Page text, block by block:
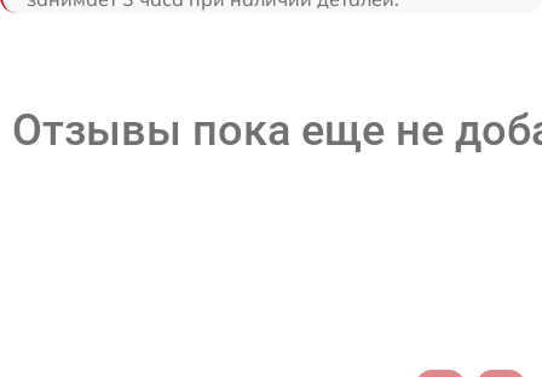
Отзывы пока еще не